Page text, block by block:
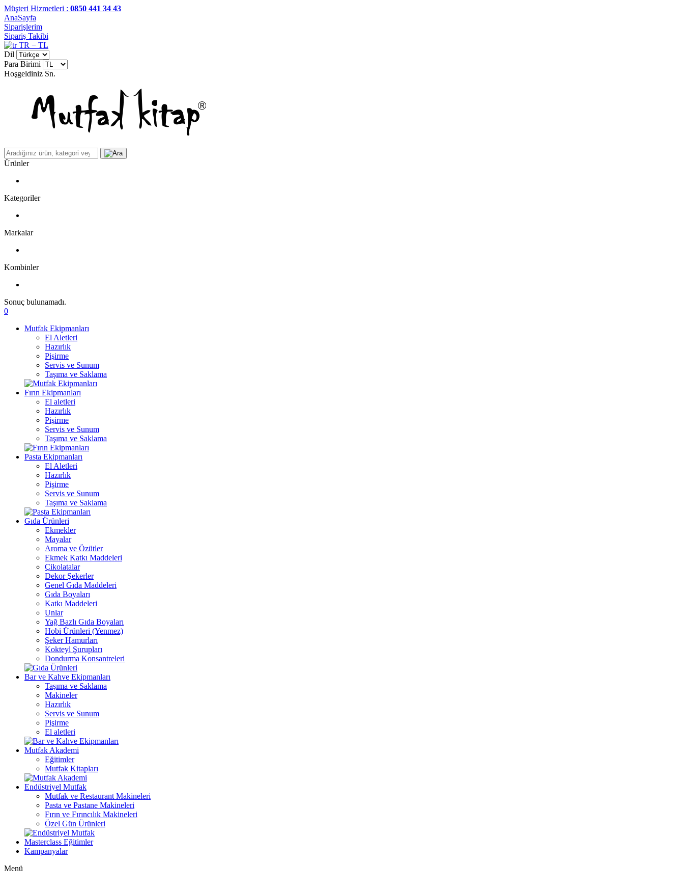
Müşteri Hizmetleri : 0850 441 34 43
AnaSayfa
Siparişlerim
Sipariş Takibi
TR − TL
Dil
Para Birimi
Hoşgeldiniz Sn.
Ürünler
Kategoriler
Markalar
Kombinler
Sonuç bulunamadı.
0
Mutfak Ekipmanları
El Aletleri
Hazırlık
Pişirme
Servis ve Sunum
Taşıma ve Saklama
Fırın Ekipmanları
El aletleri
Hazırlık
Pişirme
Servis ve Sunum
Taşıma ve Saklama
Pasta Ekipmanları
El Aletleri
Hazırlık
Pişirme
Servis ve Sunum
Taşıma ve Saklama
Gıda Ürünleri
Ekmekler
Mayalar
Aroma ve Özütler
Ekmek Katkı Maddeleri
Çikolatalar
Dekor Şekerler
Genel Gıda Maddeleri
Gıda Boyaları
Katkı Maddeleri
Unlar
Yağ Bazlı Gıda Boyaları
Hobi Ürünleri (Yenmez)
Şeker Hamurları
Kokteyl Şurupları
Dondurma Konsantreleri
Bar ve Kahve Ekipmanları
Taşıma ve Saklama
Makineler
Hazırlık
Servis ve Sunum
Pişirme
El aletleri
Mutfak Akademi
Eğitimler
Mutfak Kitapları
Endüstriyel Mutfak
Mutfak ve Restaurant Makineleri
Pasta ve Pastane Makineleri
Fırın ve Fırıncılık Makineleri
Özel Gün Ürünleri
Masterclass Eğitimler
Kampanyalar
Menü